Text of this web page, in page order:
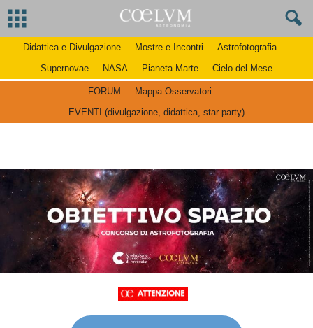
Didattica e Divulgazione Mostre e Incontri
Astrofotografia
Supernovae
NASA Pianeta Marte Cielo del Mese
FORUM
Mappa Osservatori
EVENTI (divulgazione, didattica, star party)